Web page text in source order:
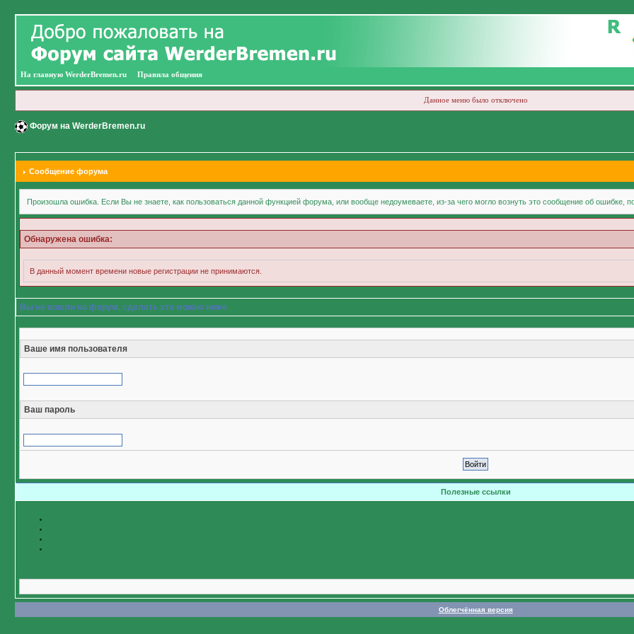
На главную WerderBremen.ru Правила общения
Данное меню было отключено
Форум на WerderBremen.ru
Сообщение форума
Произошла ошибка. Если Вы не знаете, как пользоваться данной функцией форума, или вообще недоумеваете, из-за чего могло вознуть это сообщение об ошибке,
Обнаружена ошибка:
В данный момент времени новые регистрации не принимаются.
Вы не вошли на форум, сделать это можно ниже
Ваше имя пользователя
Ваш пароль
Полезные ссылки
Облегчённая версия